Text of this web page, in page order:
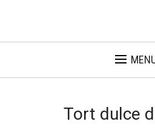
Tort dulce